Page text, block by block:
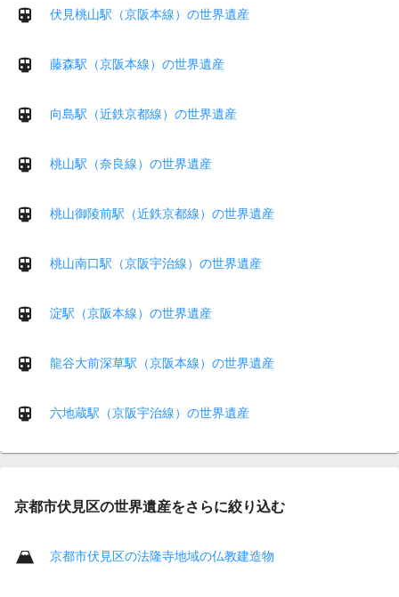
伏見桃山駅（京阪本線）の世界遺産
藤森駅（京阪本線）の世界遺産
向島駅（近鉄京都線）の世界遺産
桃山駅（奈良線）の世界遺産
桃山御陵前駅（近鉄京都線）の世界遺産
桃山南口駅（京阪宇治線）の世界遺産
淀駅（京阪本線）の世界遺産
龍谷大前深草駅（京阪本線）の世界遺産
六地蔵駅（京阪宇治線）の世界遺産
京都市伏見区の世界遺産をさらに絞り込む
京都市伏見区の法隆寺地域の仏教建造物